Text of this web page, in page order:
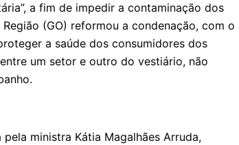
a fim de impedir a contaminação dos
(GO) reformou a condenação, com o
a saúde dos consumidores dos
um setor e outro do vestiário, não
ministra Kátia Magalhães Arruda,